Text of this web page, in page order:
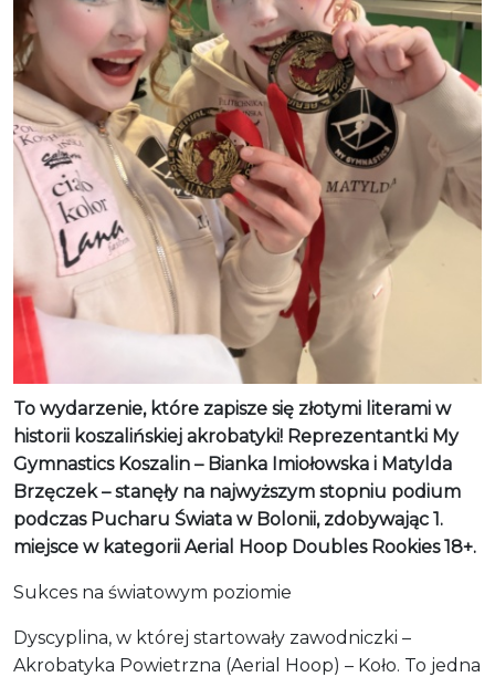
To wydarzenie, które zapisze się złotymi literami w
historii koszalińskiej akrobatyki! Reprezentantki My
Gymnastics Koszalin – Bianka Imiołowska i Matylda
Brzęczek – stanęły na najwyższym stopniu podium
podczas Pucharu Świata w Bolonii, zdobywając 1.
miejsce w kategorii Aerial Hoop Doubles Rookies 18+.
Sukces na światowym poziomie
Dyscyplina, w której startowały zawodniczki –
Akrobatyka Powietrzna (Aerial Hoop) – Koło. To jedna